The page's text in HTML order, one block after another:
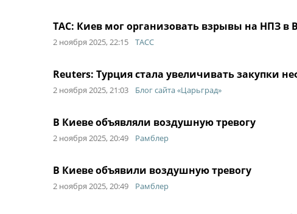
TAC: Киев мог организовать взрывы на НПЗ
2 ноября 2025, 22:15 ТАСС
Reuters: Турция стала увеличивать закупки
2 ноября 2025, 21:03 Блог сайта «Царьград»
В Киеве объявляли воздушную тревогу
2 ноября 2025, 20:49 Рамблер
В Киеве объявили воздушную тревогу
2 ноября 2025, 20:49 Рамблер